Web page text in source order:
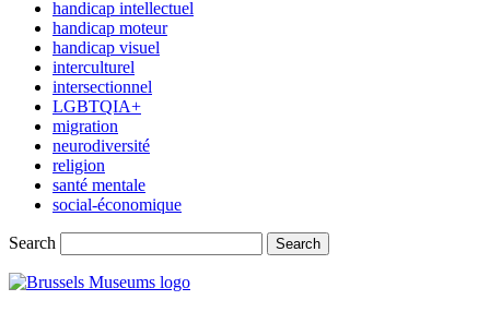
handicap intellectuel
handicap moteur
handicap visuel
interculturel
intersectionnel
LGBTQIA+
migration
neurodiversité
religion
santé mentale
social-économique
Search
(opens